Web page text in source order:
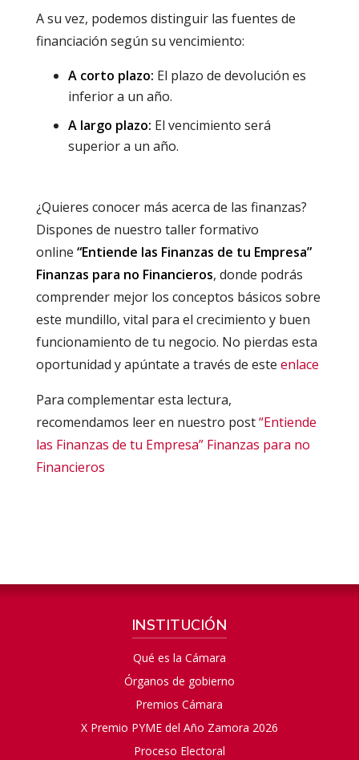
A su vez, podemos distinguir las fuentes de
financiación según su vencimiento:
A corto plazo: El plazo de devolución es
inferior a un año.
A largo plazo: El vencimiento será
superior a un año.
¿Quieres conocer más acerca de las finanzas?
Dispones de nuestro taller formativo
online “Entiende las Finanzas de tu Empresa”
Finanzas para no Financieros, donde podrás
comprender mejor los conceptos básicos sobre
este mundillo, vital para el crecimiento y buen
funcionamiento de tu negocio. No pierdas esta
oportunidad y apúntate a través de este enlace
Para complementar esta lectura,
recomendamos leer en nuestro post“Entiende
las Finanzas de tu Empresa” Finanzas para no
Financieros
INSTITUCIÓN
Qué es la Cámara
Órganos de gobierno
Premios Cámara
X Premio PYME del Año Zamora 2026
Proceso Electoral